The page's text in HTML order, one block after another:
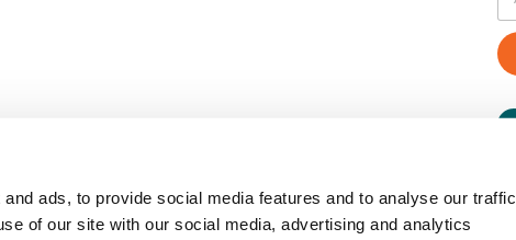
ads, to provide social media features and to analyse our
of our site with our social media, advertising and analytics
e
t
e
e
t
e
w